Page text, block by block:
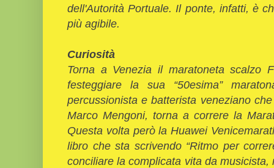
dell'Autorità Portuale. Il ponte, infatti, è
più agibile.
Curiosità
Torna a Venezia il maratoneta scalzo
festeggiare la sua “50esima”
percussionista e batterista veneziano
Marco Mengoni, torna a correre la
Questa volta però la Huawei
libro che sta scrivendo “Ritmo per
conciliare la complicata vita da